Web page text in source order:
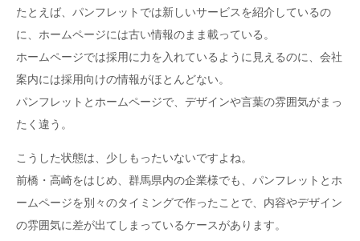
たとえば、パンフレットでは新しいサービスを紹介しているの
に、ホームページには古い情報のまま載っている。
ホームページでは採用に力を入れているように見えるのに、会社
案内には採用向けの情報がほとんどない。
パンフレットとホームページで、デザインや言葉の雰囲気がまっ
たく違う。
こうした状態は、少しもったいないですよね。
前橋・高崎をはじめ、群馬県内の企業様でも、パンフレットとホ
ームページを別々のタイミングで作ったことで、内容やデザイン
の雰囲気に差が出てしまっているケースがあります。